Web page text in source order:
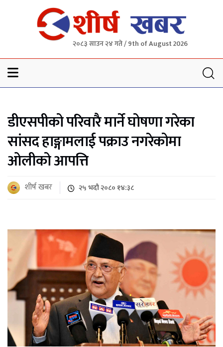
२०८३ साउन २४ गते / 9th of August 2026
डीएसपीको परिवारै मार्ने घोषणा गरेका
सांसद हाङ्गामलाई पक्राउ नगरेकोमा
ओलीको आपत्ति
शीर्ष खबर २५ भदौ २०८० १४:३८